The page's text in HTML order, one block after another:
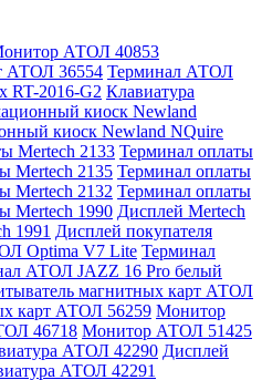
АТОЛ 40853
АТОЛ 36554 Терминал АТОЛ
RT-2016-G2 Клавиатура
киоск Newland
киоск Newland NQuire
Mertech 2133 Терминал оплаты
Mertech 2135 Терминал оплаты
Mertech 2132 Терминал оплаты
Mertech 1990 Дисплей Mertech
1991 Дисплей покупателя
Optima V7 Lite Терминал
АТОЛ JAZZ 16 Pro белый
магнитных карт АТОЛ
карт АТОЛ 56259 Монитор
46718 Монитор АТОЛ 51425
АТОЛ 42290 Дисплей
АТОЛ 42291